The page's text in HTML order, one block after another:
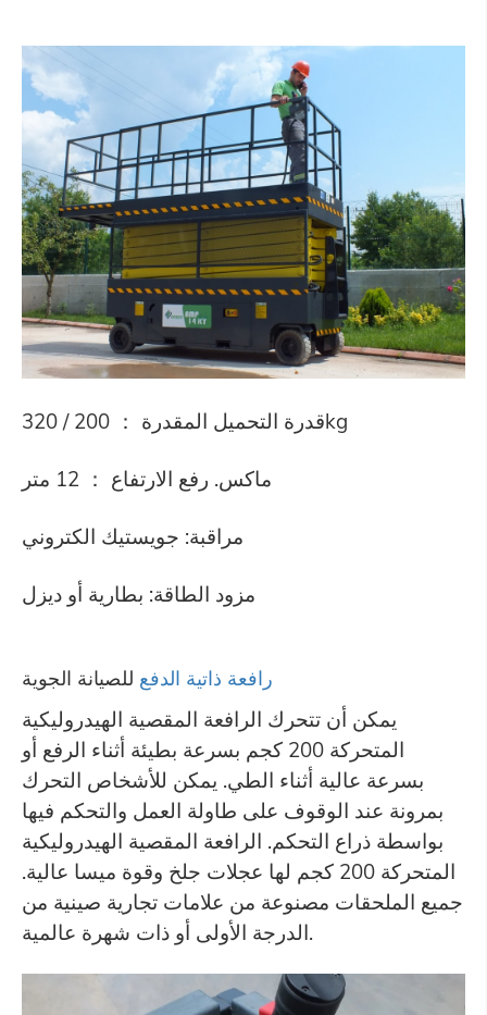
قدرة التحميل المقدرة ： 200 / 320kg
ماكس. رفع الارتفاع ： 12 متر
مراقبة: جويستيك الكتروني
مزود الطاقة: بطارية أو ديزل
رافعة ذاتية الدفع للصيانة الجوية
يمكن أن تتحرك الرافعة المقصية الهيدروليكية
المتحركة 200 كجم بسرعة بطيئة أثناء الرفع أو
بسرعة عالية أثناء الطي. يمكن للأشخاص التحرك
بمرونة عند الوقوف على طاولة العمل والتحكم فيها
بواسطة ذراع التحكم. الرافعة المقصية الهيدروليكية
المتحركة 200 كجم لها عجلات جلخ وقوة ميسا عالية.
جميع الملحقات مصنوعة من علامات تجارية صينية من
الدرجة الأولى أو ذات شهرة عالمية.